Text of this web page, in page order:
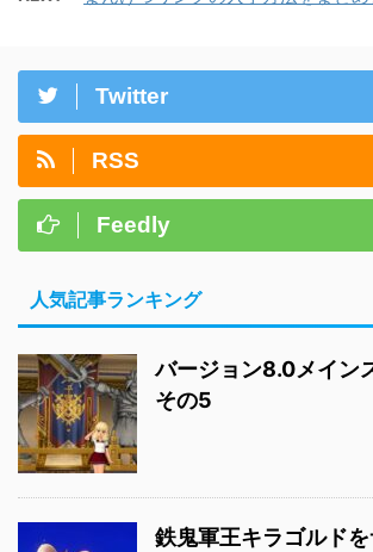
Twitter
RSS
Feedly
人気記事ランキング
バージョン8.0メイン
その5
鉄鬼軍王キラゴルド